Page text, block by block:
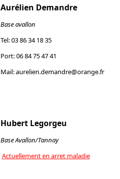
Aurélien Demandre
Base avallon
Tel: 03 86 34 18 35
Port: 06 84 75 47 41
Mail: aurelien.demandre@orange.fr
Hubert Legorgeu
Base Avallon/Tannay
Actuellement en arret maladie